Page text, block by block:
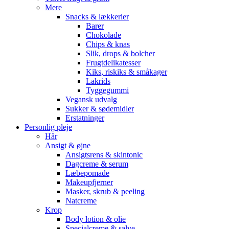
Mere
Snacks & lækkerier
Barer
Chokolade
Chips & knas
Slik, drops & bolcher
Frugtdelikatesser
Kiks, riskiks & småkager
Lakrids
Tyggegummi
Vegansk udvalg
Sukker & sødemidler
Erstatninger
Personlig pleje
Hår
Ansigt & øjne
Ansigtsrens & skintonic
Dagcreme & serum
Læbepomade
Makeupfjerner
Masker, skrub & peeling
Natcreme
Krop
Body lotion & olie